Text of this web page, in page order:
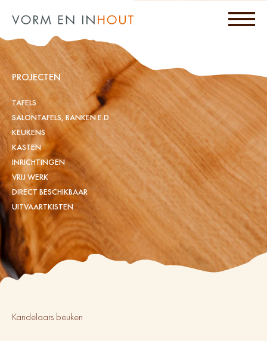
PROJECTEN
TAFELS
SALONTAFELS, BANKEN E.D.
KEUKENS
KASTEN
INRICHTINGEN
VRIJ WERK
DIRECT BESCHIKBAAR
UITVAARTKISTEN
Kandelaars beuken